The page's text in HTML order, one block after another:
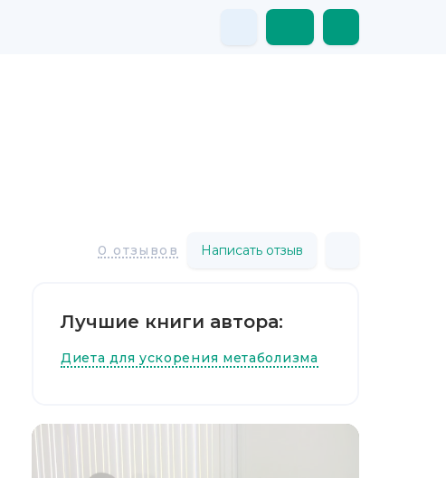
0 отзывов Написать отзыв
Лучшие книги автора:
Диета для ускорения метаболизма